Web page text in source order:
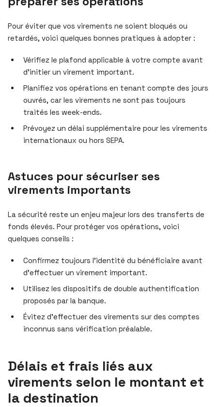
Pour éviter que vos virements ne soient bloqués ou
retardés, voici quelques bonnes pratiques à adopter :
Vérifiez le plafond applicable à votre compte avant
d’initier un virement important.
Planifiez vos opérations en tenant compte des jours
ouvrés, car les virements ne sont pas toujours
traités les week-ends.
Prévoyez un délai supplémentaire pour les virements
internationaux ou hors SEPA.
Astuces pour sécuriser ses
virements importants
La sécurité reste un enjeu majeur lors des transferts de
fonds élevés. Pour protéger vos opérations, voici
quelques conseils :
Confirmez toujours l’identité du bénéficiaire avant
d’effectuer un virement important.
Utilisez les dispositifs de double authentification
proposés par la banque.
Évitez d’effectuer des virements sur des comptes
inconnus sans vérification préalable.
Délais et frais liés aux
virements selon le montant et
la destination